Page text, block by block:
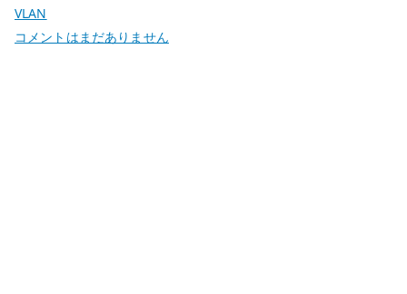
VLAN
CentOS
コメントはまだありません